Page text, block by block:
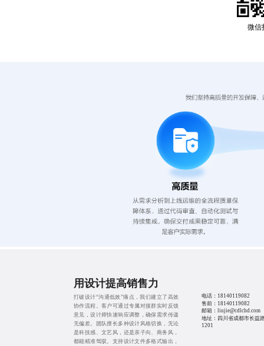
微信
用设计提高销售力
打破设计“沟通低效”痛点，我们建立了高效
协作流程。客户可通过专属对接群实时反馈
意见，设计师快速响应调整，确保需求传递
无偏差。团队擅长多种设计风格切换，无论
是科技感、文艺风，还是亲子向、商务风，
都能精准驾驭。支持设计文件多格式输出，
电话： 18140119082
售前： 18140119082
邮箱：liujie@cdlchd.com
地址：四川省成都市长益
1201